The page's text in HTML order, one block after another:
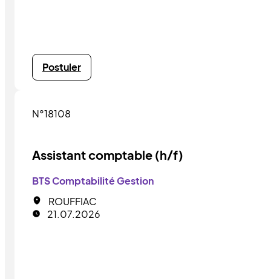
Postuler
N°18108
Assistant comptable (h/f)
BTS Comptabilité Gestion
ROUFFIAC
21.07.2026